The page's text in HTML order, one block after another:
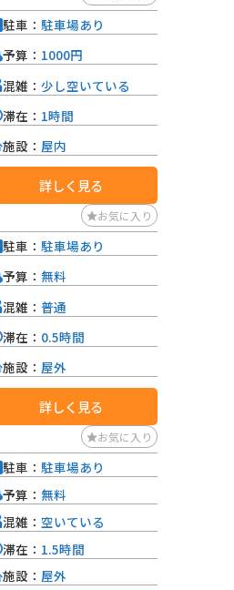
駐車： 駐車場あり
予算： 1000円
混雑： 少し空いている
滞在： 1時間
施設： 屋内
詳しく見る
お気に入り
駐車： 駐車場あり
予算： 無料
混雑： 普通
滞在： 0.5時間
施設： 屋外
詳しく見る
お気に入り
駐車： 駐車場あり
予算： 無料
混雑： 空いている
滞在： 1.5時間
施設： 屋外